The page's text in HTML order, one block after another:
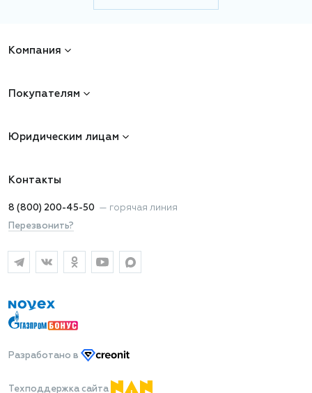
Компания
Покупателям
Юридическим лицам
Контакты
8 (800) 200-45-50 — горячая линия
Перезвонить?
Разработано в
Техподдержка сайта